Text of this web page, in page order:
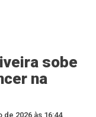
sobe
na
de 2026 às 16:44